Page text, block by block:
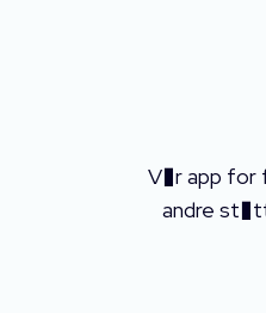
V�r app for
andre